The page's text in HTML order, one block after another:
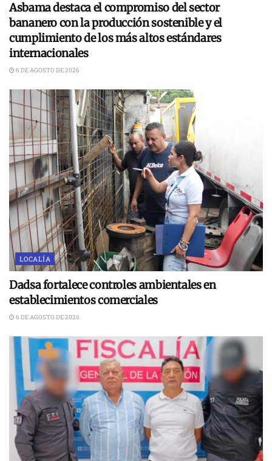
Asbama destaca el compromiso del sector
bananero con la producción sostenible y el
cumplimiento de los más altos estándares
internacionales
6 DE AGOSTO DE 2026
LOCALÍA
Dadsa fortalece controles ambientales en
establecimientos comerciales
6 DE AGOSTO DE 2026